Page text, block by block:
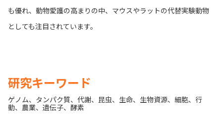
も優れ、動物愛護の高まりの中、マウスやラットの代替実験動物
としても注目されています。
研究キーワード
ゲノム、 タンパク質、 代謝、 昆虫、 生命、 生物資源、 細胞、 行
動、 農業、 遺伝子、 酵素